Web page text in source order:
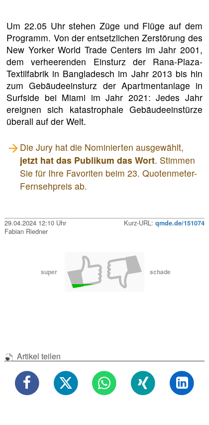
Um 22.05 Uhr stehen Züge und Flüge auf dem
Programm. Von der entsetzlichen Zerstörung des
New Yorker World Trade Centers im Jahr 2001,
dem verheerenden Einsturz der Rana-Plaza-
Textilfabrik in Bangladesch im Jahr 2013 bis hin
zum Gebäudeeinsturz der Apartmentanlage in
Surfside bei Miami im Jahr 2021: Jedes Jahr
ereignen sich katastrophale Gebäudeeinstürze
überall auf der Welt.
Die Jury hat die Nominierten ausgewählt,
jetzt hat das Publikum das Wort. Stimmen
Sie für Ihre Favoriten beim 23. Quotenmeter-
Fernsehpreis ab.
29.04.2024 12:10 Uhr Kurz-URL: qmde.de/151074
Fabian Riedner
super schade
Artikel teilen